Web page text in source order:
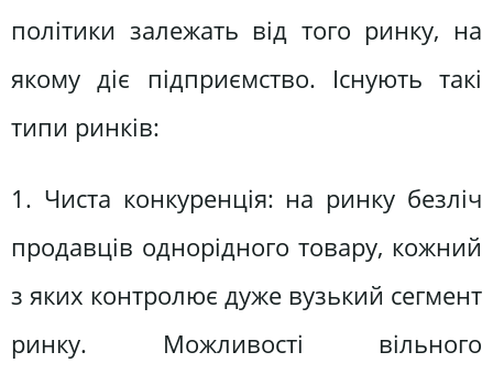
політики залежать від того ринку, на
якому діє підприємство. Існують такі
типи ринків:
1. Чиста конкуренція: на ринку безліч
продавців однорідного товару, кожний
з яких контролює дуже вузький сегмент
ринку. Можливості вільного